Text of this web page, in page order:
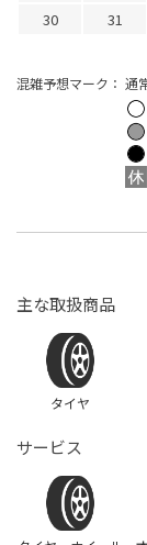
30 31
混雑予想マーク： 通
主な取扱商品
タイヤ
サービス